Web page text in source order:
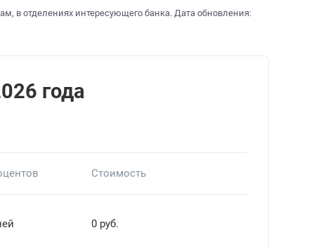
в отделениях интересующего банка. Дата обновления:
года
Стоимость
0 руб.